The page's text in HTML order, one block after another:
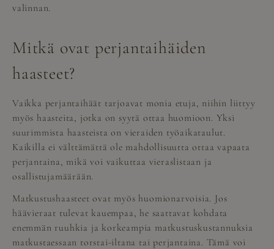
valinnan.
Mitkä ovat perjantaihäiden
haasteet?
Vaikka perjantaihäät tarjoavat monia etuja, niihin liittyy
myös haasteita, jotka on syytä ottaa huomioon. Yksi
suurimmista haasteista on vieraiden työaikataulut.
Kaikilla ei välttämättä ole mahdollisuutta ottaa vapaata
perjantaina, mikä voi vaikuttaa vieraslistaan ja
osallistujamäärään.
Matkustushaasteet ovat myös huomionarvoisia. Jos
häävieraat tulevat kauempaa, he saattavat kohdata
enemmän ruuhkia ja korkeampia matkustuskustannuksia
matkustaessaan torstai-iltana tai perjantaina. Tämä voi